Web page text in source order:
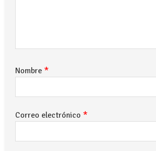
Nombre *
Correo electrónico *